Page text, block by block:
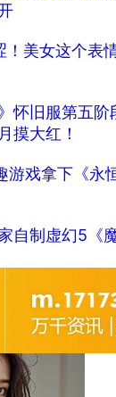
！美女这个表
怀旧服第五阶
摸大红！
游戏拿下《永
自制虚幻5《